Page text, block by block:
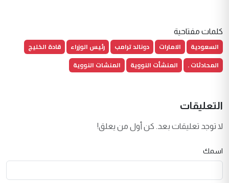
كلمات مفتاحية
السعودية الامارات دونالد ترامب رئيس الوزراء
قادة الخليج
المحادثات .
المنشأت النووية المنشات النووية
التعليقات
لا توجد تعليقات بعد. كن أول من يعلق!
اسمك